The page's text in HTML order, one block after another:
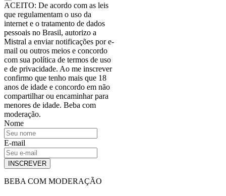
ACEITO: De acordo com as leis
que regulamentam o uso da
internet e o tratamento de dados
pessoais no Brasil, autorizo a
Mistral a enviar notificações por e-
mail ou outros meios e concordo
com sua política de termos de uso
e de privacidade. Ao me inscrever
confirmo que tenho mais que 18
anos de idade e concordo em não
compartilhar ou encaminhar para
menores de idade. Beba com
moderação.
Nome
E-mail
INSCREVER
BEBA COM MODERAÇÃO